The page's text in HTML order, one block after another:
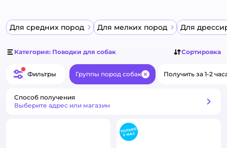
Для средних пород Для мелких пород Для
Категория: Поводки для собак Сортировка
Фильтры Группы пород собак ЗакрытьПолучить за 1-2
Способ получения
Выберите адрес или магазин